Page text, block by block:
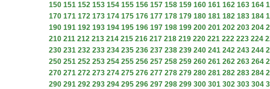
150 151 152 153 154 155 156 157 158 159 160 161 162 163 164
170 171 172 173 174 175 176 177 178 179 180 181 182 183 184
190 191 192 193 194 195 196 197 198 199 200 201 202 203 204
210 211 212 213 214 215 216 217 218 219 220 221 222 223 224
230 231 232 233 234 235 236 237 238 239 240 241 242 243 244
250 251 252 253 254 255 256 257 258 259 260 261 262 263 264
270 271 272 273 274 275 276 277 278 279 280 281 282 283 284
290 291 292 293 294 295 296 297 298 299 300 301 302 303 304